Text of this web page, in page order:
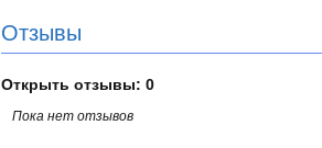
Отзывы
Открыть отзывы: 0
Пока нет отзывов